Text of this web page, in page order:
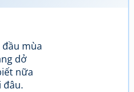
mùa
dở
nữa
đâu.